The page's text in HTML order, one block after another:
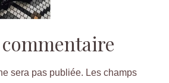
sera pas publiée. Les champs